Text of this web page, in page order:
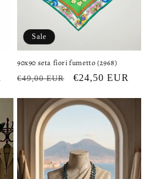
Sale
90x90 seta fiori fumetto (2968)
Regular
€49,00 EUR
Sale
€24,50 EUR